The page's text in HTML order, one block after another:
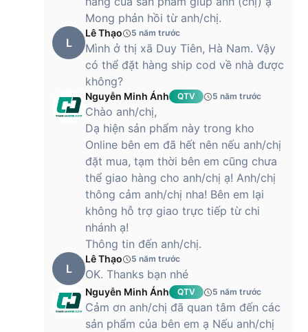
Mong phản hồi từ anh/chị.
L
Lê Thạo 5 năm trước
Mình ở thị xã Duy Tiên, Hà Nam. Vậy
có thể đặt hàng ship cod về nhà được
không?
Nguyễn Minh Ánh QTV 5 năm trước
Chào anh/chị,
Dạ hiện sản phẩm này trong kho
Online bên em đã hết nên nếu anh/chị
đặt mua, tạm thời bên em cũng chưa
thể giao hàng cho anh/chị ạ! Anh/chị
thông cảm anh/chị nha! Bên em lại
không hỗ trợ giao trực tiếp từ chi
nhánh ạ!
Thông tin đến anh/chị.
L
Lê Thạo 5 năm trước
OK. Thanks bạn nhé
Nguyễn Minh Ánh QTV 5 năm trước
Cảm ơn anh/chị đã quan tâm đến các
sản phẩm của bên em ạ Nếu anh/chị